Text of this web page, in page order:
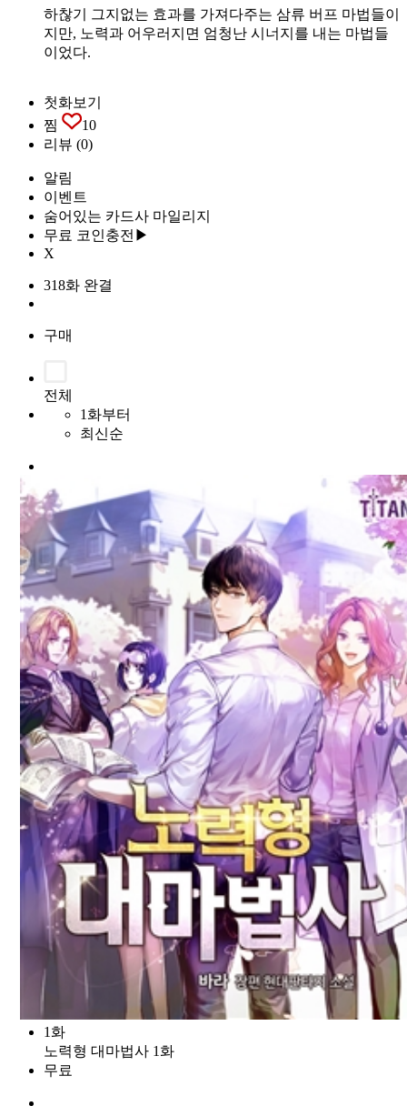
하찮기 그지없는 효과를 가져다주는 삼류 버프 마법들이
지만, 노력과 어우러지면 엄청난 시너지를 내는 마법들
이었다.
첫화보기
찜
10
리뷰 (0)
알림
이벤트
숨어있는 카드사 마일리지
무료 코인충전▶
X
318화 완결
구매
전체
1화부터
최신순
1화
노력형 대마법사 1화
무료